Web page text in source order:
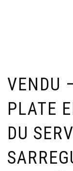
VENDU
PLATE
DU